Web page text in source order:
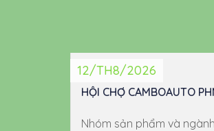
12/TH8/2026
HỘI CHỢ CAMBOAUTO
Nhóm sản phẩm và